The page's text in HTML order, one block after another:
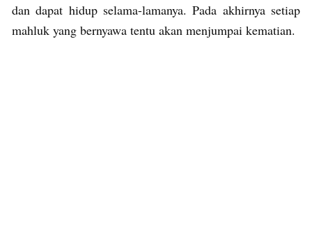
dan dapat hidup selama-lamanya. Pada akhirnya setiap
mahluk yang bernyawa tentu akan menjumpai kematian.